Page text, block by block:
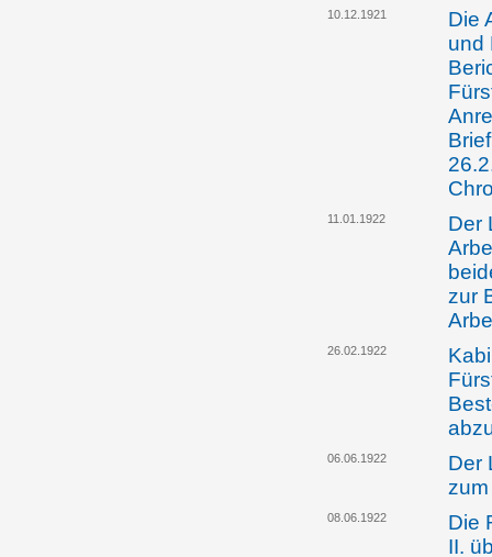
10.12.1921
Die
und
11.01.1922
Der
zur
26.02.1922
06.06.1922
Der
08.06.1922
Die
II.